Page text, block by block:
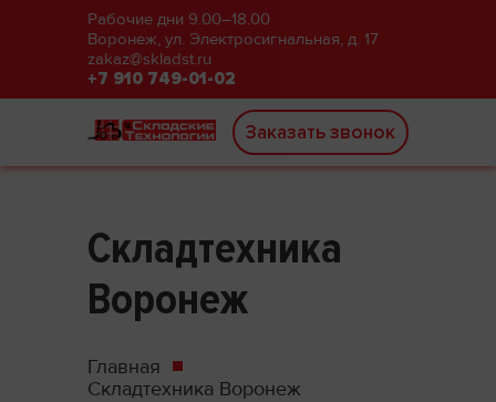
Рабочие дни 9.00–18.00
Воронеж, ул. Электросигнальная, д. 17
zakaz@skladst.ru
+7 910 749-01-02
Заказать звонок
Складтехника
Воронеж
Главная
Складтехника Воронеж